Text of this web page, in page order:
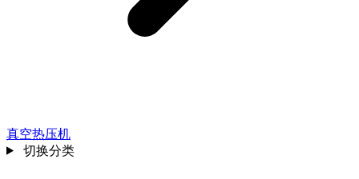
真空热压机
切换分类